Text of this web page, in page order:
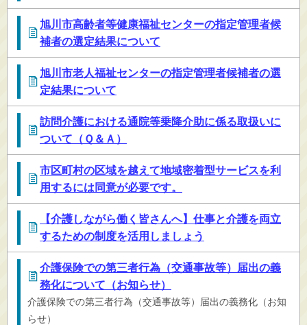
旭川市高齢者等健康福祉センターの指定管理者候
補者の選定結果について
旭川市老人福祉センターの指定管理者候補者の選
定結果について
訪問介護における通院等乗降介助に係る取扱いに
ついて（Ｑ＆Ａ）
市区町村の区域を越えて地域密着型サービスを利
用するには同意が必要です。
【介護しながら働く皆さんへ】仕事と介護を両立
するための制度を活用しましょう
介護保険での第三者行為（交通事故等）届出の義
務化について（お知らせ）
介護保険での第三者行為（交通事故等）届出の義務化（お知
らせ）